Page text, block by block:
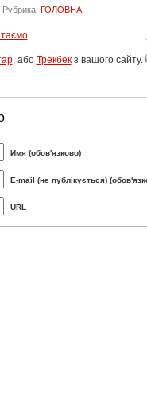
Рубрика: ГОЛОВНА
, або Трекбекз вашого сайту.
Имя (обов'язково)
E-mail (не публікується)
URL